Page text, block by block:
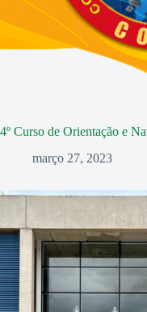
4º Curso de Orientação e
março 27, 2023